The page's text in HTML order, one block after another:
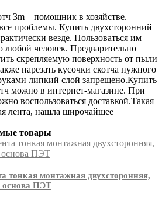
3m – помощник в хозяйстве.
проблемы. Купить двухсторонний
везде. Пользоваться им
любой человек. Предварительно
скрепляемую поверхность от пыли
нарезать кусочки скотча нужного
липкий слой запрещено.Купить
можно в интернет-магазине. При
воспользоваться доставкой.Такая
лента, нашла широчайшее
товары
тонкая монтажная двухсторонняя,
основа ПЭТ